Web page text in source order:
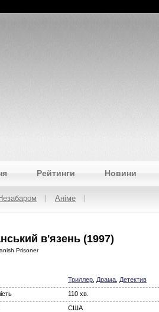
Рейтинги Новини
Аніме
в'язень (1997)
Prisoner
Триллер Драма Детектив
110 хв.
США